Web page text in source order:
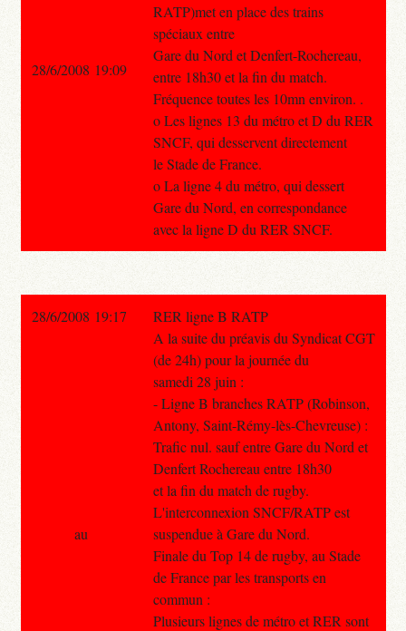
RATP)met en place des trains
spéciaux entre
Gare du Nord et Denfert-Rochereau,
entre 18h30 et la fin du match.
Fréquence toutes les 10mn environ. .
o Les lignes 13 du métro et D du RER
SNCF, qui desservent directement
le Stade de France.
o La ligne 4 du métro, qui dessert
Gare du Nord, en correspondance
avec la ligne D du RER SNCF.
28/6/2008 19:09
28/6/2008 19:17
RER ligne B RATP
A la suite du préavis du Syndicat CGT
(de 24h) pour la journée du
samedi 28 juin :
- Ligne B branches RATP (Robinson,
Antony, Saint-Rémy-lès-Chevreuse) :
Trafic nul. sauf entre Gare du Nord et
Denfert Rochereau entre 18h30
et la fin du match de rugby.
L'interconnexion SNCF/RATP est
suspendue à Gare du Nord.
Finale du Top 14 de rugby, au Stade
de France par les transports en
commun :
Plusieurs lignes de métro et RER sont
au